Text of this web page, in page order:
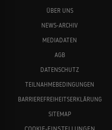
ÜBER UNS
NEWS-ARCHIV
MEDIADATEN
AGB
DATENSCHUTZ
TEILNAHMEBEDINGUNGEN
BARRIEREFREIHEITSERKLÄRUNG
SITEMAP